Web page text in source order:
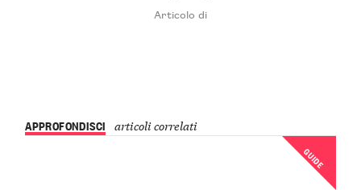
Articolo di
APPROFONDISCI articoli correlati
GUIDE